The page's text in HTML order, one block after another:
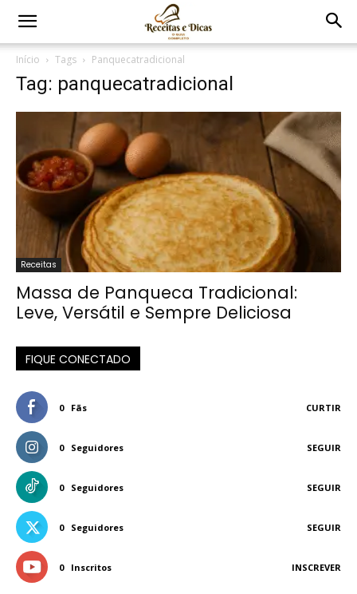
Início Tags Panquecatradicional
Tag: panquecatradicional
Receitas
Massa de Panqueca Tradicional:
Leve, Versátil e Sempre Deliciosa
FIQUE CONECTADO
0 Fãs CURTIR
0 Seguidores SEGUIR
0 Seguidores SEGUIR
0 Seguidores SEGUIR
0 Inscritos INSCREVER